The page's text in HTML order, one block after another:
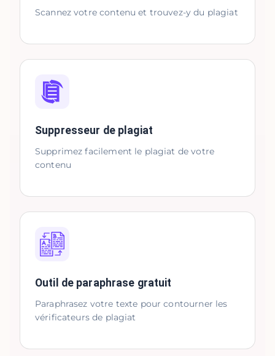
Scannez votre contenu et trouvez-y du plagiat
Suppresseur de plagiat
Supprimez facilement le plagiat de votre
contenu
Outil de paraphrase gratuit
Paraphrasez votre texte pour contourner les
vérificateurs de plagiat